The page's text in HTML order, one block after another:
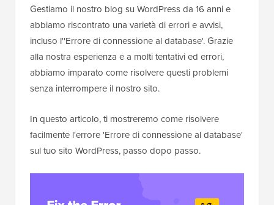
Gestiamo il nostro blog su WordPress da 16 anni e
abbiamo riscontrato una varietà di errori e avvisi,
incluso l''Errore di connessione al database'. Grazie
alla nostra esperienza e a molti tentativi ed errori,
abbiamo imparato come risolvere questi problemi
senza interrompere il nostro sito.
In questo articolo, ti mostreremo come risolvere
facilmente l'errore 'Errore di connessione al database'
sul tuo sito WordPress, passo dopo passo.